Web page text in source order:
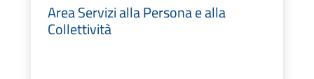
Area Servizi alla Persona e alla
Collettività